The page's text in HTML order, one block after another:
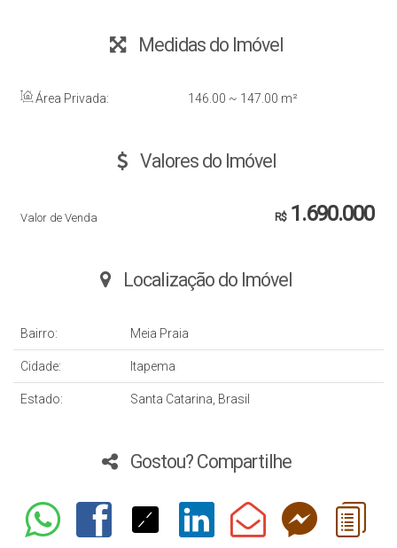
Medidas do Imóvel
Área Privada: 146.00 ~ 147.00 m²
Valores do Imóvel
R$1.690.000
Valor de Venda
Localização do Imóvel
Bairro: Meia Praia
Cidade: Itapema
Estado: Santa Catarina, Brasil
Gostou? Compartilhe